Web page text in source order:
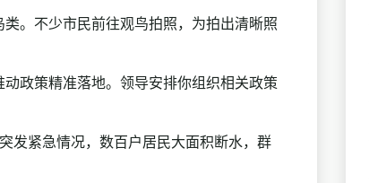
。不少市民前往观鸟拍照，为拍出清晰照
政策精准落地。领导安排你组织相关政策
紧急情况，数百户居民大面积断水，群